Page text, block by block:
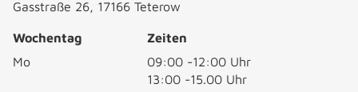
Gasstraße 26, 17166 Teterow
Wochentag
Zeiten
Mo
09:00 -12:00 Uhr
13:00 -15.00 Uhr